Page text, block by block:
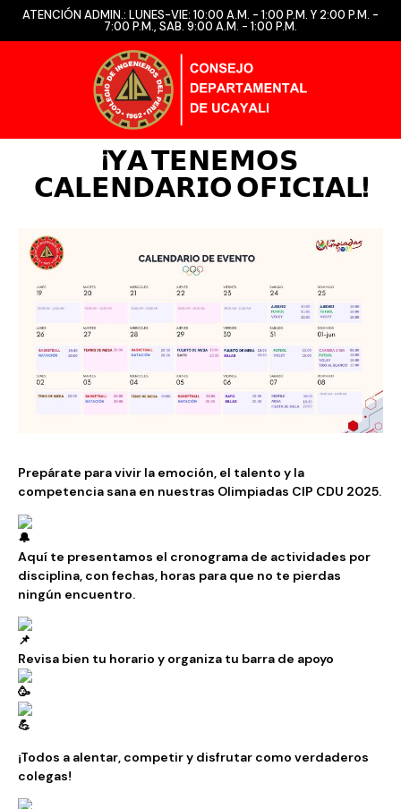
ATENCIÓN ADMIN.: LUNES-VIE: 10:00 A.M. - 1:00 P.M. Y 2:00 P.M. -
7:00 P.M., SAB. 9:00 A.M. - 1:00 P.M.
¡𝗬𝗔 𝗧𝗘𝗡𝗘𝗠𝗢𝗦
𝗖𝗔𝗟𝗘𝗡𝗗𝗔𝗥𝗜𝗢 𝗢𝗙𝗜𝗖𝗜𝗔𝗟!
Prepárate para vivir la emoción, el talento y la
competencia sana en nuestras Olimpiadas CIP CDU 2025.
Aquí te presentamos el cronograma de actividades por
disciplina, con fechas, horas para que no te pierdas
ningún encuentro.
Revisa bien tu horario y organiza tu barra de apoyo
¡Todos a alentar, competir y disfrutar como verdaderos
colegas!